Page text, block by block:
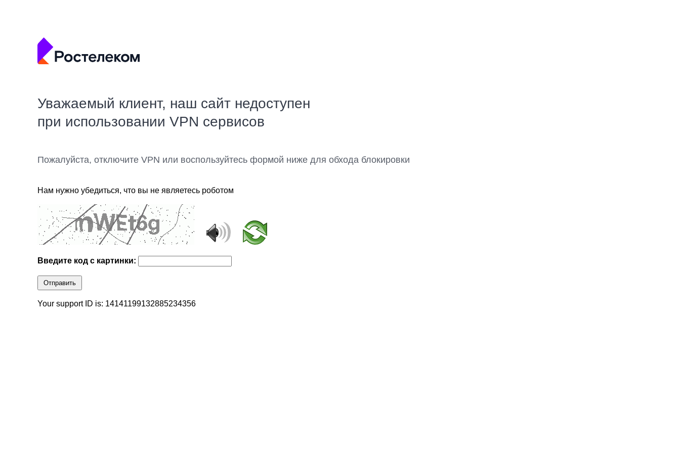
Уважаемый клиент, наш сайт недоступен
при использовании VPN сервисов
Пожалуйста, отключите VPN или воспользуйтесь формой ниже для обхода блокировки
Нам нужно убедиться, что вы не являетесь роботом
Введите код с картинки:
Отправить
Your support ID is: 14141199132885234356